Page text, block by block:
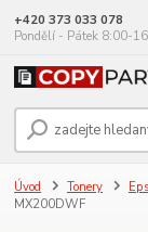
+420 373 033 078
Pondělí - Pátek 8:00-
Úvod Tonery
MX200DWF